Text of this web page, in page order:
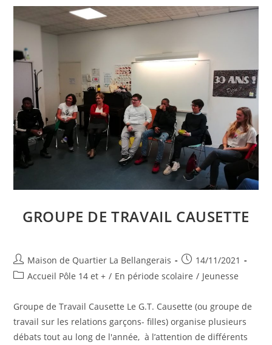
GROUPE DE TRAVAIL CAUSETTE
Auteur/autrice
de
Maison de Quartier La Bellangerais
Publication
publiée :
14/11/2021
PostAccueil Pôle 14 et + / En période scolaire / Jeunesse
Groupe de Travail Causette Le G.T. Causette (ou groupe de
travail sur les relations garçons- filles) organise plusieurs
débats tout au long de l'année, à l’attention de différents